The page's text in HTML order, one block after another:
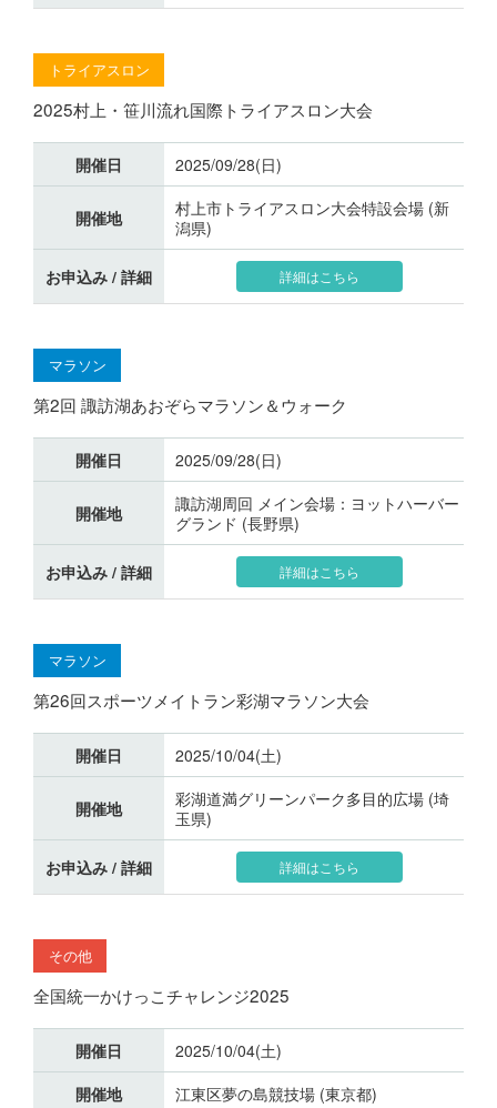
トライアスロン
2025村上・笹川流れ国際トライアスロン大会
開催日 2025/09/28(日)
開催地
村上市トライアスロン大会特設会場 (新
潟県)
お申込み / 詳細 詳細はこちら
マラソン
第2回 諏訪湖あおぞらマラソン＆ウォーク
開催日 2025/09/28(日)
開催地
諏訪湖周回 メイン会場：ヨットハーバー
グランド (長野県)
お申込み / 詳細 詳細はこちら
マラソン
第26回スポーツメイトラン彩湖マラソン大会
開催日 2025/10/04(土)
開催地
彩湖道満グリーンパーク多目的広場 (埼
玉県)
お申込み / 詳細 詳細はこちら
その他
全国統一かけっこチャレンジ2025
開催日
2025/10/04(土)
開催地
江東区夢の島競技場 (東京都)